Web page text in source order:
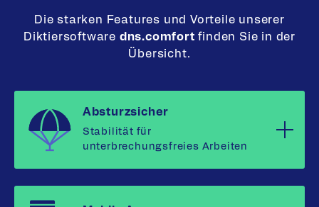
Die starken Features und Vorteile unserer
Diktiersoftware dns.comfort finden Sie in der
Übersicht.
Absturzsicher
Stabilität für
unterbrechungsfreies Arbeiten